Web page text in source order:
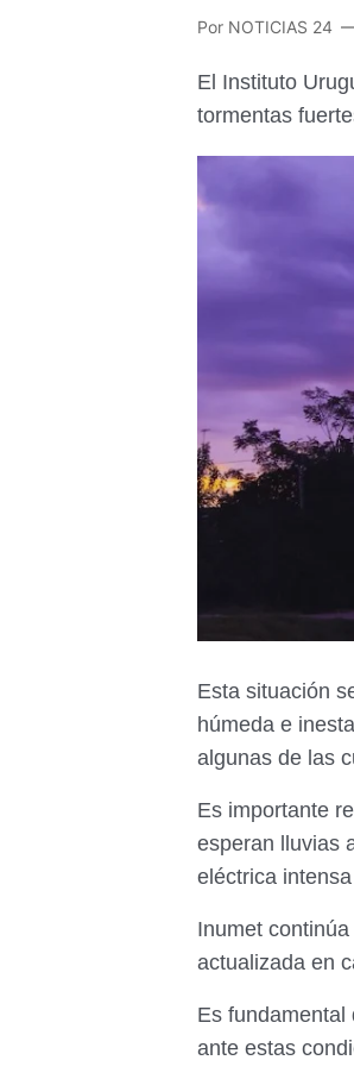
Por NOTICIAS 24
El Instituto
tormentas
Esta situación
húmeda e
algunas de las
Es importante
esperan lluvias
eléctrica
Inumet
actualizada en
Es fundamental
ante estas